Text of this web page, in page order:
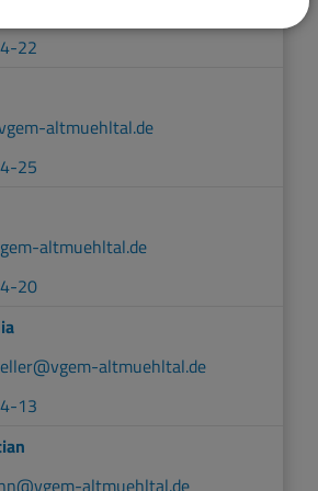
22
altmuehltal.de
25
altmuehltal.de
20
altmuehltal.de
13
altmuehltal.de